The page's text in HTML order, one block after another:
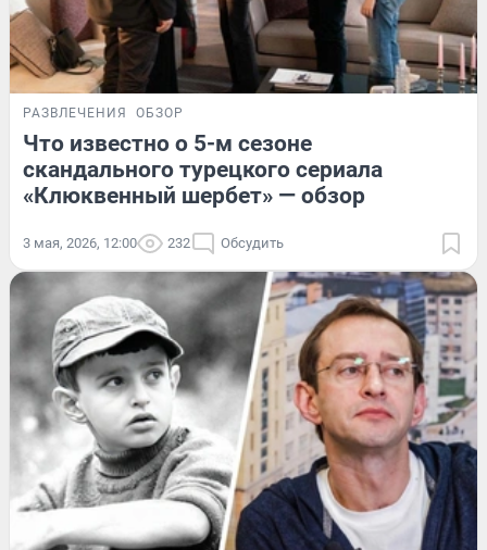
РАЗВЛЕЧЕНИЯ ОБЗОР
Что известно о 5-м сезоне
скандального турецкого сериала
«Клюквенный шербет» — обзор
3 мая, 2026, 12:00 232 Обсудить